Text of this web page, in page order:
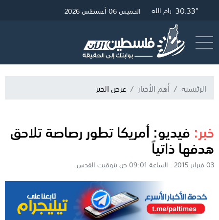
32.69° غزة 30.57° القدس 30.33° رام الله الخميس 06 أغسطس 2026
الرئيسية أهم الأخبار عرض الخبر
خبر: فيديو: أمريكا تطور رصاصة تلاحق
هدفها ذاتياً
03 فبراير 2015 . الساعة 09:01 ص بتوقيت القدس